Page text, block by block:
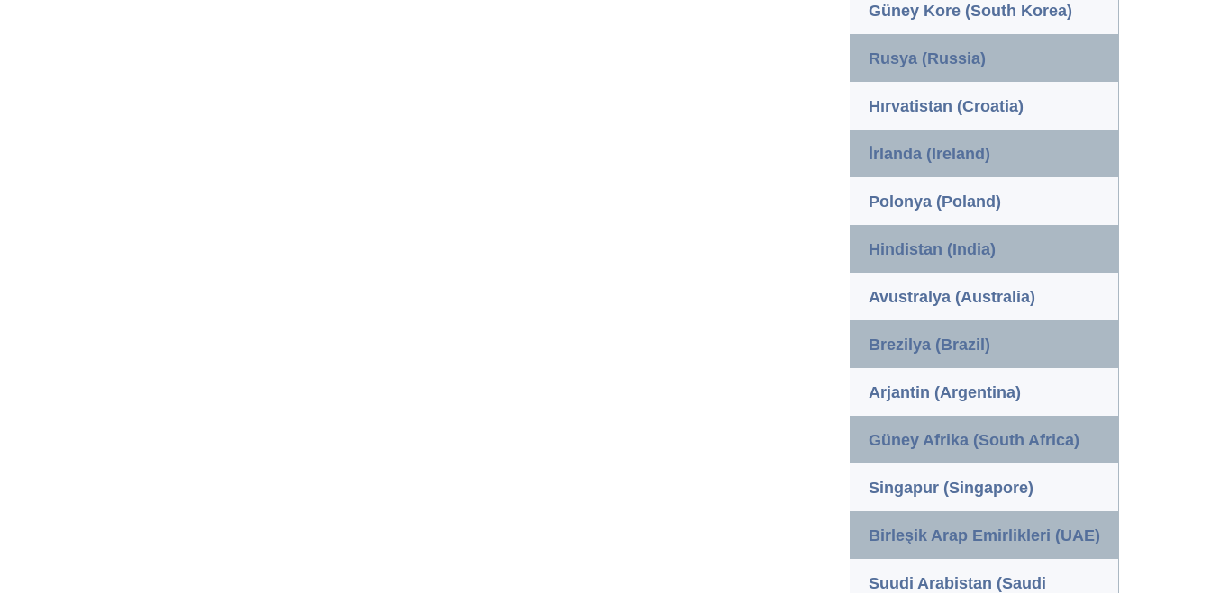
Güney Kore (South Korea)
Rusya (Russia)
Hırvatistan (Croatia)
İrlanda (Ireland)
Polonya (Poland)
Hindistan (India)
Avustralya (Australia)
Brezilya (Brazil)
Arjantin (Argentina)
Güney Afrika (South Africa)
Singapur (Singapore)
Birleşik Arap Emirlikleri (UAE)
Suudi Arabistan (Saudi